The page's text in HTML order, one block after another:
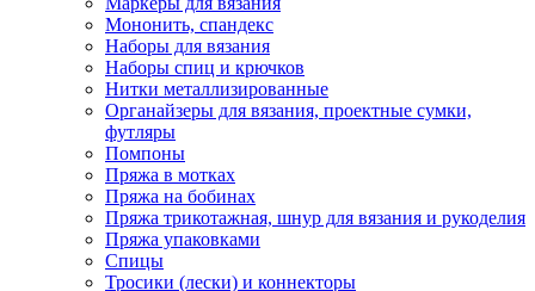
Мононить, спандекс
Наборы для вязания
Наборы спиц и крючков
Нитки металлизированные
Органайзеры для вязания, проектные сумки,
футляры
Помпоны
Пряжа в мотках
Пряжа на бобинах
Пряжа трикотажная, шнур для вязания и рукоделия
Пряжа упаковками
Спицы
Тросики (лески) и коннекторы